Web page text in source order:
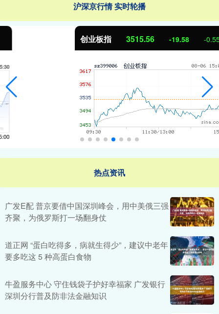
沪深京行情 实时轮播
3515.56 -19.58 -0.55%
热点资讯
广发E配 普京要借中国深圳峰会，用中美俄三强
齐聚，为俄罗斯打一场翻身仗
道正网 “蛋白吃得多，病就生得少”，建议中老年
要多吃这 5 种高蛋白食物
牛盈服务中心 守住钱袋子护好幸福家 广发银行
深圳分行普及防非法金融知识